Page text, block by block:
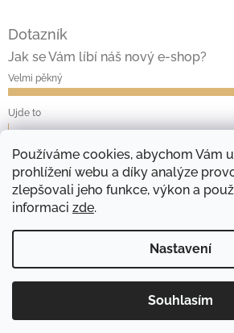
Používáme cookies, abychom Vám
prohlížení webu a díky analýze
zlepšovali jeho funkce, výkon a
informaci zde.
Nastavení
Souhlasím
Dotazník
Jak se Vám líbí náš nový e-shop?
Velmi pěkný
Ujde to
Nelíbí se mi
Počet hlasů: 13